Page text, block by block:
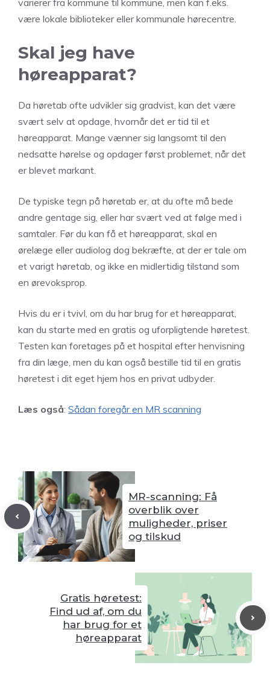
varierer fra kommune til kommune, men kan f.eks.
være lokale biblioteker eller kommunale hørecentre.
Skal jeg have
høreapparat?
Da høretab ofte udvikler sig gradvist, kan det være
svært selv at opdage, hvornår det er tid til et
høreapparat. Mange vænner sig langsomt til den
nedsatte hørelse og opdager først problemet, når det
er blevet markant.
De typiske tegn på høretab er, at du ofte må bede
andre gentage sig, eller har svært ved at følge med i
samtaler. Før du kan få et høreapparat, skal en
ørelæge eller audiolog dog bekræfte, at der er tale om
et varigt høretab, og ikke en midlertidig tilstand som
en ørevoksprop.
Hvis du er i tvivl, om du har brug for et høreapparat,
kan du starte med en gratis og uforpligtende høretest.
Testen kan foretages på et hospital efter henvisning
fra din læge, men du kan også bestille tid til en gratis
høretest i dit eget hjem hos en privat udbyder.
Læs også: Sådan foregår en MR scanning
MR-scanning: Få
overblik over
muligheder, priser
og tilskud
Gratis høretest:
Find ud af, om du
har brug for et
høreapparat